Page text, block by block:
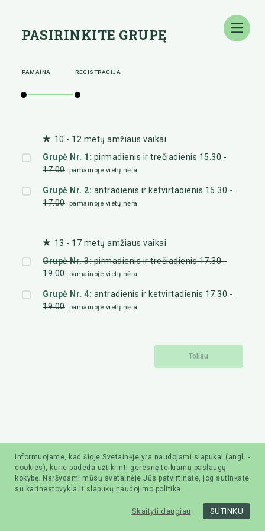
PAMAINA REGISTRACIJA
PASIRINKITE GRUPĘ
10 - 12 metų amžiaus vaikai
Grupė Nr. 1:pirmadienis ir trečiadienis 15.30 -
17.00
pamainoje vietų nėra
Grupė Nr. 2:antradienis ir ketvirtadienis 15.30 -
17.00
pamainoje vietų nėra
13 - 17 metų amžiaus vaikai
Grupė Nr. 3:pirmadienis ir trečiadienis 17.30 -
19.00
pamainoje vietų nėra
Grupė Nr. 4:antradienis ir ketvirtadienis 17.30 -
19.00
pamainoje vietų nėra
Toliau
Informuojame, kad šioje Svetainėje yra naudojami slapukai (angl. -
cookies), kurie padeda užtikrinti geresnę teikiamų paslaugų
kokybę. Naršydami mūsų svetainėje Jūs patvirtinate, jog sutinkate
su karinestovykla.lt slapukų naudojimo politika.
Skaityti daugiau SUTINKU